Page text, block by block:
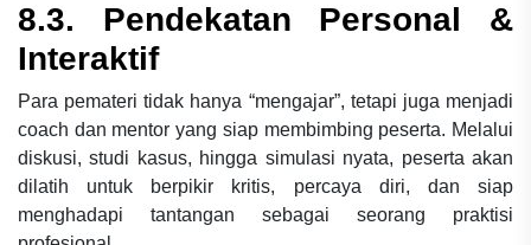
8.3. Pendekatan Personal &
Interaktif
Para pemateri tidak hanya “mengajar”, tetapi juga menjadi
coach dan mentor yang siap membimbing peserta. Melalui
diskusi, studi kasus, hingga simulasi nyata, peserta akan
dilatih untuk berpikir kritis, percaya diri, dan siap
menghadapi tantangan sebagai seorang praktisi